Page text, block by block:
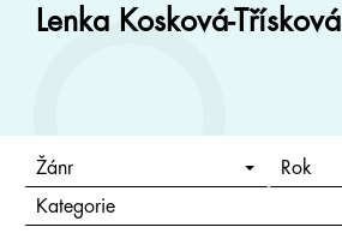
Lenka Kosková-Třísková
Žánr Rok
Kategorie